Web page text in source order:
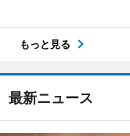
もっと見る
最新ニュース